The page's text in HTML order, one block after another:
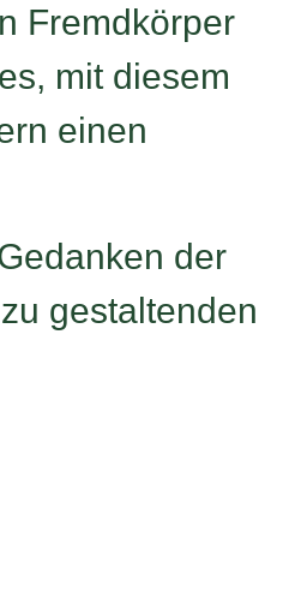
Fremdkörper
mit diesem
einen
der
gestaltenden